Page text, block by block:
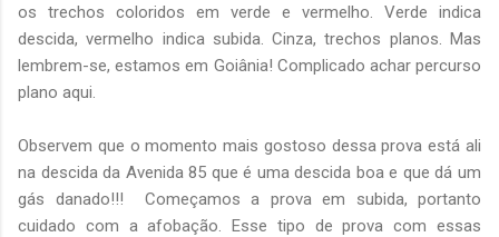
os trechos coloridos em verde e vermelho. Verde indica
descida, vermelho indica subida. Cinza, trechos planos. Mas
lembrem-se, estamos em Goiânia! Complicado achar percurso
plano aqui.
Observem que o momento mais gostoso dessa prova está ali
na descida da Avenida 85 que é uma descida boa e que dá um
gás danado!!! Começamos a prova em subida, portanto
cuidado com a afobação. Esse tipo de prova com essas